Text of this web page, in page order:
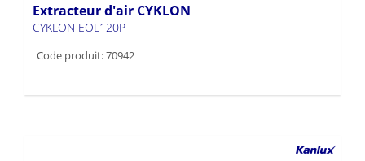
Extracteur d'air CYKLON
CYKLON EOL120P
Code produit: 70942